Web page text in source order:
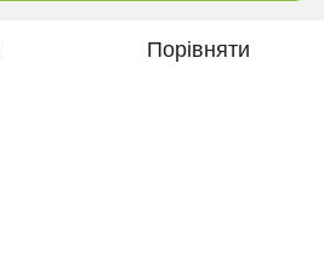
Порівняти